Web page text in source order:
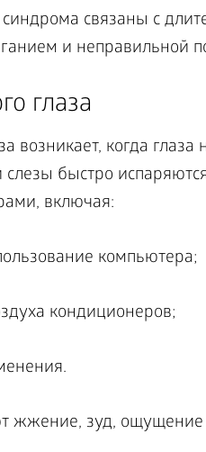
связаны с
и неправильной
глаза
возникает, когда глаза
слезы быстро
включая:
компьютера;
кондиционеров;
зуд, ощущение